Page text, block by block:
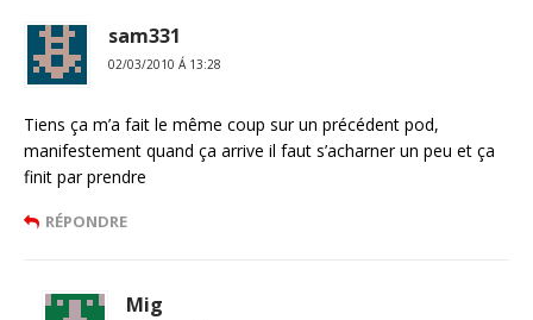
sam331
02/03/2010 Á 13:28
Tiens ça m’a fait le même coup sur un précédent pod,
manifestement quand ça arrive il faut s’acharner un peu et ça
finit par prendre
RÉPONDRE
Mig